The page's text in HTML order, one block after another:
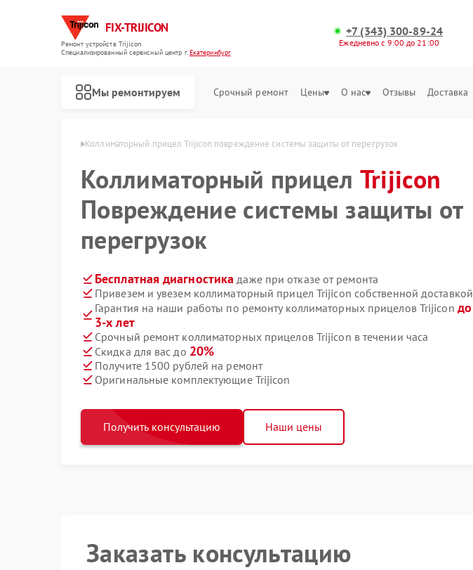
FIX-TRIJICON
Ремонт устройств Trijicon
Специализированный cервисный центр г.Екатеринбург
+7 (343) 300-89-24
Ежедневно с 9:00 до 21:00
Мы ремонтируем Срочный ремонт Цены О нас Отзывы Доставка
в Екатеринбурге Коллиматорный прицел Trijicon повреждение системы защиты от перегрузок
Коллиматорный прицел Trijicon
Повреждение системы защиты от
перегрузок
Бесплатная диагностика даже при отказе от ремонта
Привезем и увезем коллиматорный прицел Trijicon собственной доставкой
Гарантия на наши работы по ремонту коллиматорных прицелов Trijicon до
3-х лет
Срочный ремонт коллиматорных прицелов Trijicon в течении часа
Скидка для вас до 20%
Получите 1500 рублей на ремонт
Оригинальные комплектующие Trijicon
Получить консультацию Наши цены
Заказать консультацию